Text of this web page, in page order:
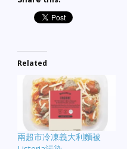
Related
兩超市冷凍義大利麵被